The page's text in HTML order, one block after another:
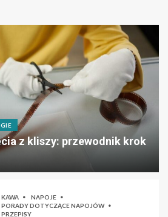
z kliszy: przewodnik krok
KAWA
NAPOJE
PORADY DOTYCZĄCE NAPOJÓW
PRZEPISY